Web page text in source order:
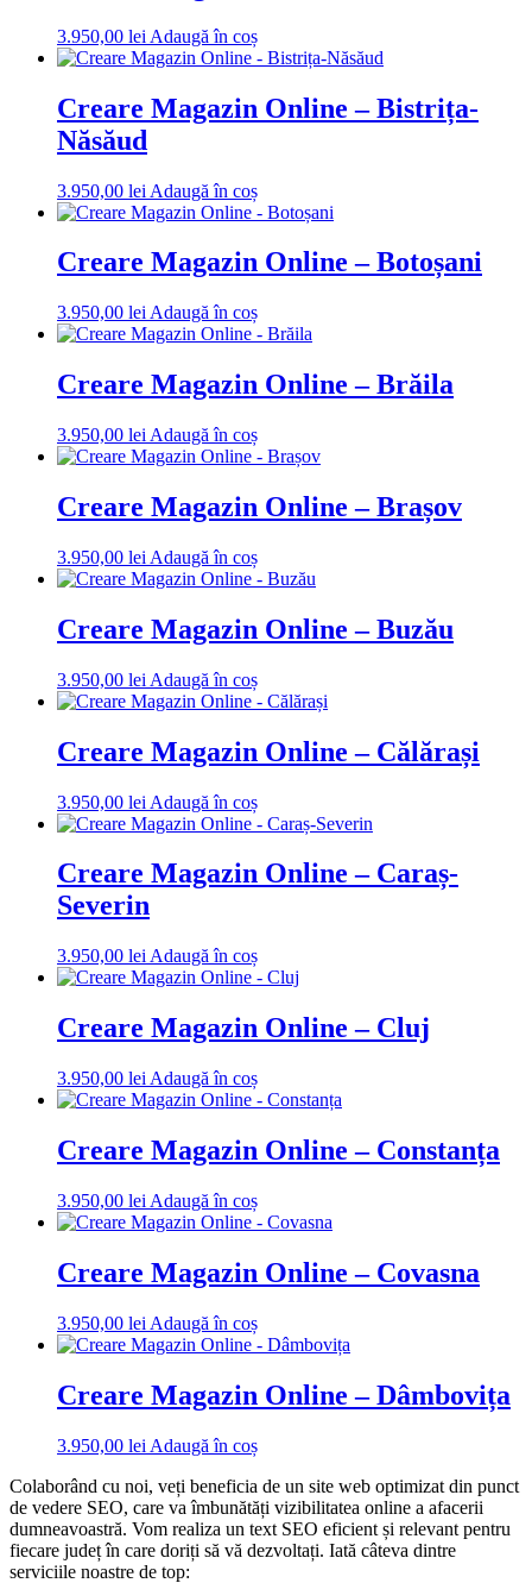
3.950,00 lei Adaugă în coș
Creare Magazin Online – Bistrița-
Năsăud
3.950,00 lei Adaugă în coș
Creare Magazin Online – Botoșani
3.950,00 lei Adaugă în coș
Creare Magazin Online – Brăila
3.950,00 lei Adaugă în coș
Creare Magazin Online – Brașov
3.950,00 lei Adaugă în coș
Creare Magazin Online – Buzău
3.950,00 lei Adaugă în coș
Creare Magazin Online – Călărași
3.950,00 lei Adaugă în coș
Creare Magazin Online – Caraș-
Severin
3.950,00 lei Adaugă în coș
Creare Magazin Online – Cluj
3.950,00 lei Adaugă în coș
Creare Magazin Online – Constanța
3.950,00 lei Adaugă în coș
Creare Magazin Online – Covasna
3.950,00 lei Adaugă în coș
Creare Magazin Online – Dâmbovița
3.950,00 lei Adaugă în coș
Colaborând cu noi, veți beneficia de un site web optimizat din punct
de vedere SEO, care va îmbunătăți vizibilitatea online a afacerii
dumneavoastră. Vom realiza un text SEO eficient și relevant pentru
fiecare județ în care doriți să vă dezvoltați. Iată câteva dintre
serviciile noastre de top: